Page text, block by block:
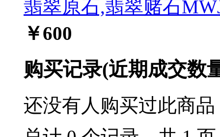
翡翠原石,翡翠赌石
￥600
购买记录(近期成交数
还没有人购买过此商品